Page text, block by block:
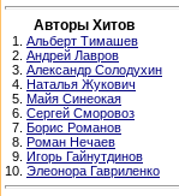
Авторы Хитов
1. Альберт Тимашев
2. Андрей Лавров
3. Александр Солодухин
4. Наталья Жукович
5. Майя Синеокая
6. Сергей Сморовоз
7. Борис Романов
8. Роман Нечаев
9. Игорь Гайнутдинов
10. Элеонора Гавриленко